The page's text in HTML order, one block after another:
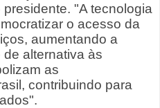
"A tecnologia
o acesso da
aumentando a
alternativa às
as
contribuindo para